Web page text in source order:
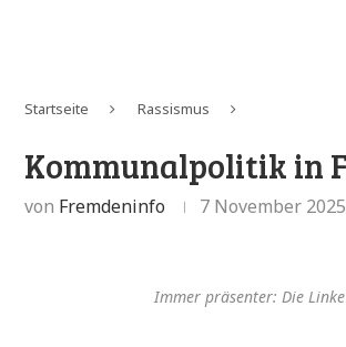
Startseite Rassismus
Kommunalpolitik in
von Fremdeninfo 7 November 2025
Immer präsenter: Die